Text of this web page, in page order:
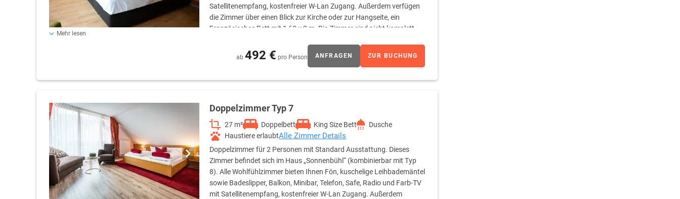
Satellitenempfang, kostenfreier W-Lan Zugang. Außerdem verfügen
die Zimmer über einen Blick zur Kirche oder zur Hangseite, ein
Französisches Bett mit 1,60 x 2 m. Die Zimmer sind nicht komplett
Mehr lesen
ab 492 € pro Person ANFRAGEN ZUR BUCHUNG
Doppelzimmer Typ 7
27 m² Doppelbett King Size Bett
Dusche
Haustiere erlaubtAlle Zimmer Details
Doppelzimmer für 2 Personen mit Standard Ausstattung. Dieses
Zimmer befindet sich im Haus „Sonnenbühl“ (kombinierbar mit Typ
8). Alle Wohlfühlzimmer bieten Ihnen Fön, kuschelige Leihbademäntel
sowie Badeslipper, Balkon, Minibar, Telefon, Safe, Radio und Farb-TV
mit Satellitenempfang, kostenfreier W-Lan Zugang. Außerdem